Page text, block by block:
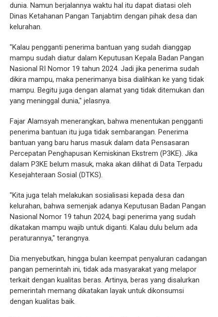
dunia. Namun berjalannya waktu hal itu dapat diatasi oleh
Dinas Ketahanan Pangan Tanjabtim dengan pihak desa dan
kelurahan.
"Kalau pengganti penerima bantuan yang sudah dianggap
mampu sudah diatur dalam Keputusan Kepala Badan Pangan
Nasional RI Nomor 19 tahun 2024. Jadi jika penerima sudah
dikira mampu, maka penerimanya bisa dialihkan ke yang tidak
mampu. Begitu juga dengan alamat yang tidak ditemukan dan
yang meninggal dunia," jelasnya.
Fajar Alamsyah menerangkan, bahwa menentukan pengganti
penerima bantuan itu juga tidak sembarangan. Penerima
bantuan yang baru harus masuk dalam data Pensasaran
Percepatan Penghapusan Kemiskinan Ekstrem (P3KE). Jika
dalam P3KE belum masuk, maka akan dilihat di Data Terpadu
Kesejahteraan Sosial (DTKS).
"Kita juga telah melakukan sosialisasi kepada desa dan
kelurahan, bahwa semenjak adanya Keputusan Badan Pangan
Nasional Nomor 19 tahun 2024, bagi penerima yang sudah
dikatakan mampu wajib untuk diganti. Kalau dulu belum ada
peraturannya," terangnya.
Dia menyebutkan, hingga bulan keempat penyaluran cadangan
pangan pemerintah ini, tidak ada masyarakat yang melapor
terkait dengan kualitas beras. Artinya, beras yang disalurkan
pemerintah memang dikatakan layak untuk dikonsumsi
dengan kualitas baik.